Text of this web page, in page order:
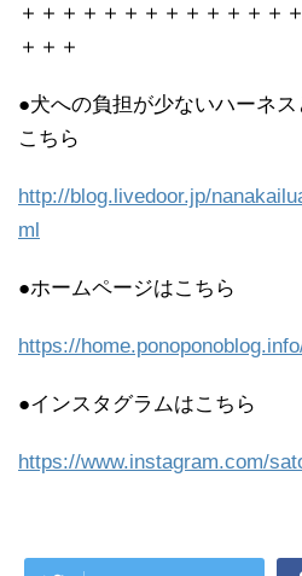
＋＋＋＋＋＋＋＋＋＋＋＋＋
＋＋＋
●犬への負担が少ないハーネ
こちら
http://blog.livedoor.jp/
ml
●ホームページはこちら
https://
●インスタグラムはこちら
https://www.instagram.com/